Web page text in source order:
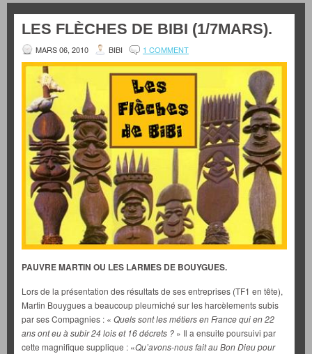
LES FLÈCHES DE BIBI (1/7MARS).
MARS 06, 2010 BIBI 1 COMMENT
PAUVRE MARTIN OU LES LARMES DE BOUYGUES.
Lors de la présentation des résultats de ses entreprises (TF1 en tête),
Martin Bouygues a beaucoup pleurniché sur les harcèlements subis
par ses Compagnies : « Quels sont les métiers en France qui en 22
ans ont eu à subir 24 lois et 16 décrets ? » Il a ensuite poursuivi par
cette magnifique supplique : «Qu’avons-nous fait au Bon Dieu pour